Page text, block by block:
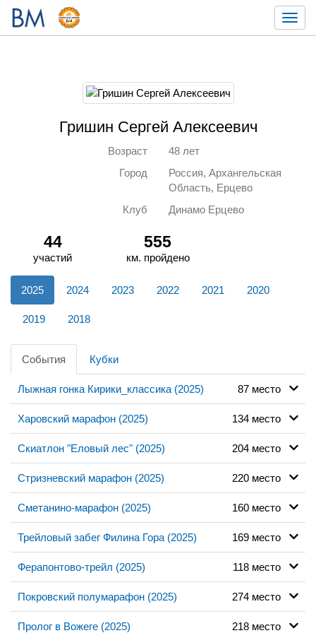
Гришин Сергей Алексеевич
Возраст
48 лет
Город
Россия, Архангельская
Область, Ерцево
Клуб
Динамо Ерцево
44
участий
555
км. пройдено
2025 2024 2023 2022 2021 2020
2019 2018
События Кубки
Лыжная гонка Кирики_классика (2025) 87 место
Харовский марафон (2025) 134 место
Скиатлон "Еловый лес" (2025) 204 место
Стризневский марафон (2025) 220 место
Сметанино-марафон (2025) 160 место
Трейловый забег Филина Гора (2025) 169 место
Ферапонтово-трейл (2025) 118 место
Покровский полумарафон (2025) 274 место
Пролог в Вожеге (2025) 218 место